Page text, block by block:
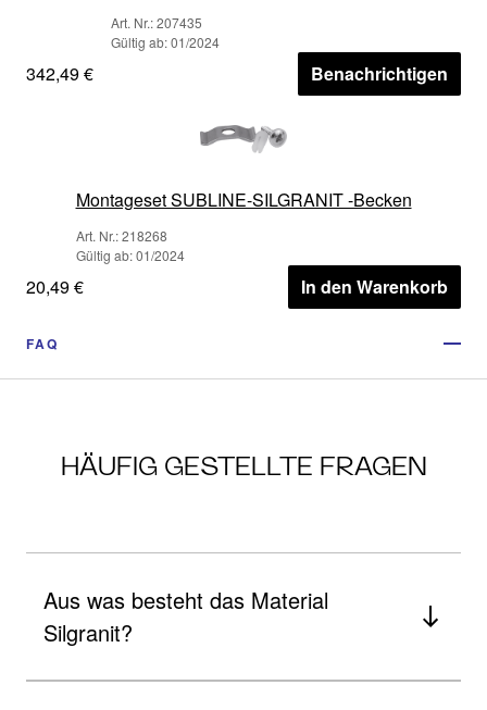
Art. Nr.: 207435
Gültig ab: 01/2024
342,49 € Benachrichtigen
Montageset SUBLINE-SILGRANIT -Becken
Art. Nr.: 218268
Gültig ab: 01/2024
20,49 € In den Warenkorb
FAQ
HÄUFIG GESTELLTE FRAGEN
Aus was besteht das Material
Silgranit?